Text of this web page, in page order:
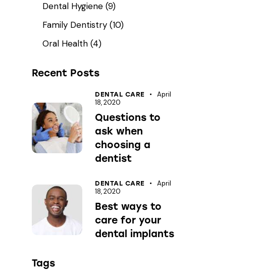
Dental Hygiene(9)
Family Dentistry(10)
Oral Health(4)
Recent Posts
DENTAL CARE
April
18, 2020
Questions to
ask when
choosing a
dentist
DENTAL CARE
April
18, 2020
Best ways to
care for your
dental implants
Tags